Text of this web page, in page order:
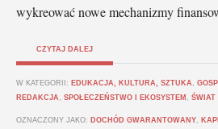
wykreować nowe mechanizmy
CZYTAJ DALEJ
W KATEGORII: EDUKACJA, KULTURA, SZTUKA
REDAKCJA
SPOŁECZEŃSTWO I EKOSYSTEM ŚWIAT
OZNACZONY JAKO: DOCHÓD GWARANTOWANY